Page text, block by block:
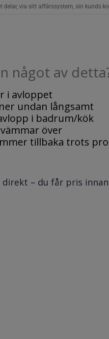
något av
i avloppet
undan långsamt
i badrum/kök
över
tillbaka trots
direkt – du får pris